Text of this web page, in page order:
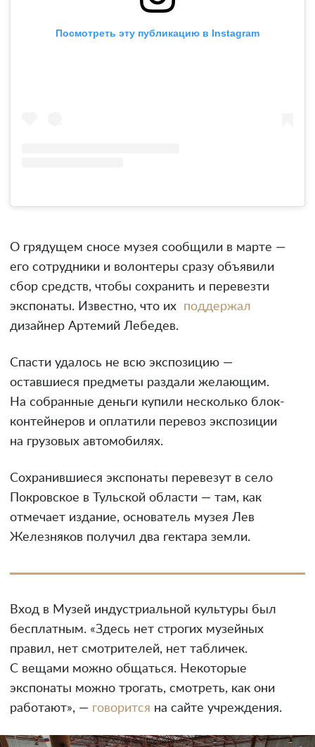
Посмотреть эту публикацию в Instagram
О грядущем сносе музея сообщили в марте —
его сотрудники и волонтеры сразу объявили
сбор средств, чтобы сохранить и перевезти
экспонаты. Известно, что их
поддержал
дизайнер Артемий Лебедев.
Спасти удалось не всю экспозицию —
оставшиеся предметы раздали желающим.
На собранные деньги купили несколько блок-
контейнеров и оплатили перевоз экспозиции
на грузовых автомобилях.
Сохранившиеся экспонаты перевезут в село
Покровское в Тульской области — там, как
отмечает издание, основатель музея Лев
Железняков получил два гектара земли.
Вход в Музей индустриальной культуры был
бесплатным. «Здесь нет строгих музейных
правил, нет смотрителей, нет табличек.
С вещами можно общаться. Некоторые
экспонаты можно трогать, смотреть, как они
работают», — говорится на сайте учреждения.